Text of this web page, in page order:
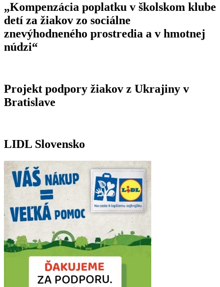
„Kompenzácia poplatku v školskom klube
detí za žiakov zo sociálne
znevýhodneného prostredia a v hmotnej
núdzi“
Projekt podpory žiakov z Ukrajiny v
Bratislave
LIDL Slovensko